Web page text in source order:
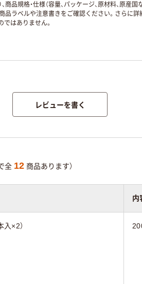
規格・仕様（容量、パッケージ、原材料、原産
ラベルや注意書きをご確認ください。さらに詳
ではありません。
レビューを書く
全 12 商品あります）
内
入×2）